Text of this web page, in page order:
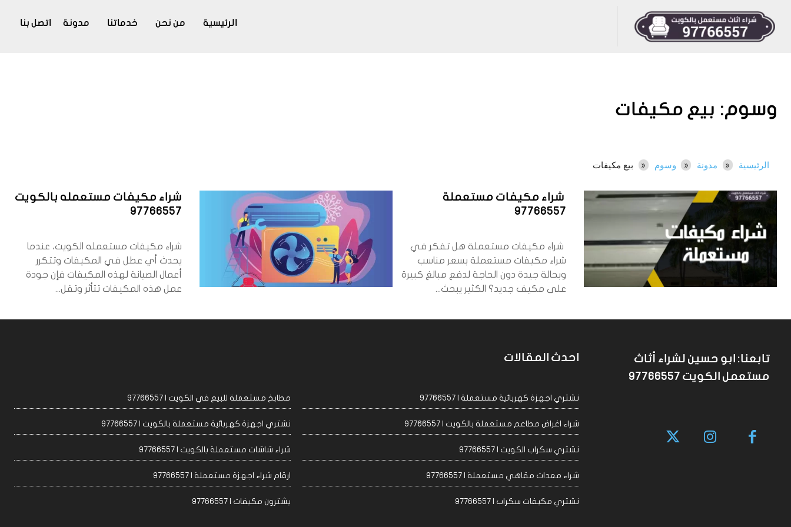
الرئيسية من نحن خدماتنا مدونة اتصل بنا
وسوم: بيع مكيفات
الرئيسية مدونة وسوم بيع مكيفات
شراء مكيفات مستعملة
97766557
شراء مكيفات مستعملة هل تفكر في
شراء مكيفات مستعملة بسعر مناسب
وبحالة جيدة دون الحاجة لدفع مبالغ كبيرة
على مكيف جديد؟ الكثير يبحث...
شراء مكيفات مستعمله بالكويت
97766557
شراء مكيفات مستعمله الكويت، عندما
يحدث أي عطل في المكيفات وتتكرر
أعمال الصيانة لهذه المكيفات فإن جودة
عمل هذه المكيفات تتأثر وتقل...
احدث المقالات
نشتري اجهزة كهربائية مستعملة | 97766557 مطابخ مستعملة للبيع في الكويت | 97766557
شراء اغراض مطاعم مستعملة بالكويت | 97766557 نشتري اجهزة كهربائية مستعملة بالكويت | 97766557
نشتري سكراب الكويت | 97766557 شراء شاشات مستعملة بالكويت | 97766557
شراء معدات مقاهي مستعملة | 97766557 ارقام شراء اجهزة مستعملة | 97766557
نشتري مكيفات سكراب | 97766557 يشترون مكيفات | 97766557
تابعنا: ابو حسين لشراء أثاث
مستعمل الكويت 97766557